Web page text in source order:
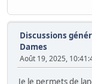
Discussions
Dames
Août 19, 2025,
Je le permets de